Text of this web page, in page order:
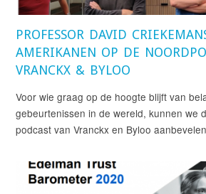
PROFESSOR DAVID
AMERIKANEN OP DE
VRANCKX & BYLOO
Voor wie graag op de hoogte blijft van
gebeurtenissen in de wereld, kunnen we
podcast van Vranckx en Byloo